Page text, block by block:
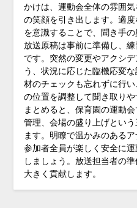
かけは、運動会全体の雰囲
の笑顔を引き出します。適
を意識することで、聞き手の
放送原稿は事前に準備し、
です。突然の変更やアクシ
う、状況に応じた臨機応変
材のチェックも忘れずに行
の位置を調整して聞き取りや
まとめると、保育園の運動
管理、会場の盛り上げとい
ます。明瞭で温かみのある
参加者全員が楽しく安全に
しましょう。放送担当者の
大きく貢献します。